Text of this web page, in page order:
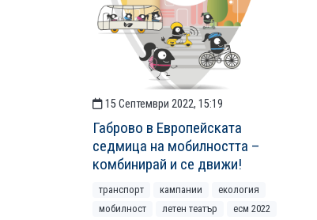
15 Септември 2022, 15:19
Габрово в Европейската
седмица на мобилността –
комбинирай и се движи!
транспорт кампании
екология
мобилност
летен театър есм 2022